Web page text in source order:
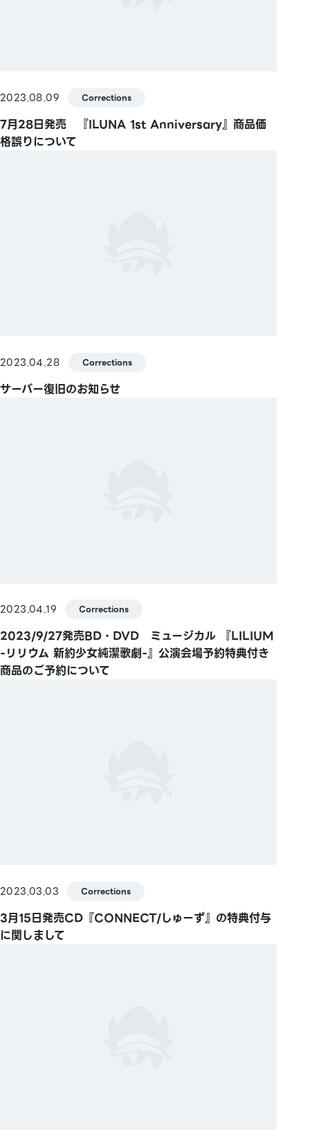
2023.08.09 Corrections
7月28日発売 『ILUNA 1st Anniversary』商品価
格誤りについて
2023.04.28 Corrections
サーバー復旧のお知らせ
2023.04.19 Corrections
2023/9/27発売BD・DVD ミュージカル 『LILIUM
-リリウム 新約少女純潔歌劇-』公演会場予約特典付き
商品のご予約について
2023.03.03 Corrections
3月15日発売CD『CONNECT/しゅーず』の特典付与
に関しまして